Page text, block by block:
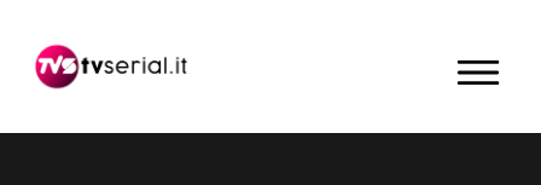
navigazione
contenuto
barra
primaria
MENU